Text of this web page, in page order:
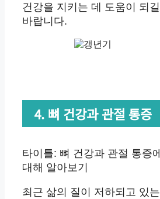
건강을 지키는 데 도움이 되길
바랍니다.
4. 뼈 건강과 관절 통증
타이틀: 뼈 건강과 관절 통증에
대해 알아보기
최근 삶의 질이 저하되고 있는